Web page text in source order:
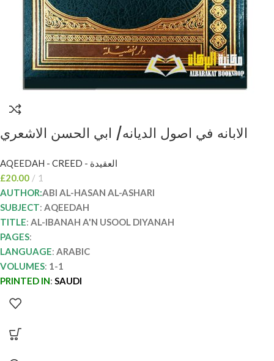
الابانه في اصول الديانه/ ابي الحسن الاشعري
AQEEDAH - CREED - العقيدة
£20.00
1
AUTHOR:ABI AL-HASAN AL-ASHARI
SUBJECT: AQEEDAH
TITLE: AL-IBANAH A'N USOOL DIYANAH
PAGES:
LANGUAGE: ARABIC
VOLUMES: 1-1
PRINTED IN: SAUDI